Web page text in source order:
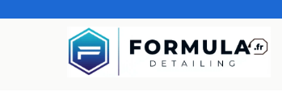
SE RENDRE AU CONTENU